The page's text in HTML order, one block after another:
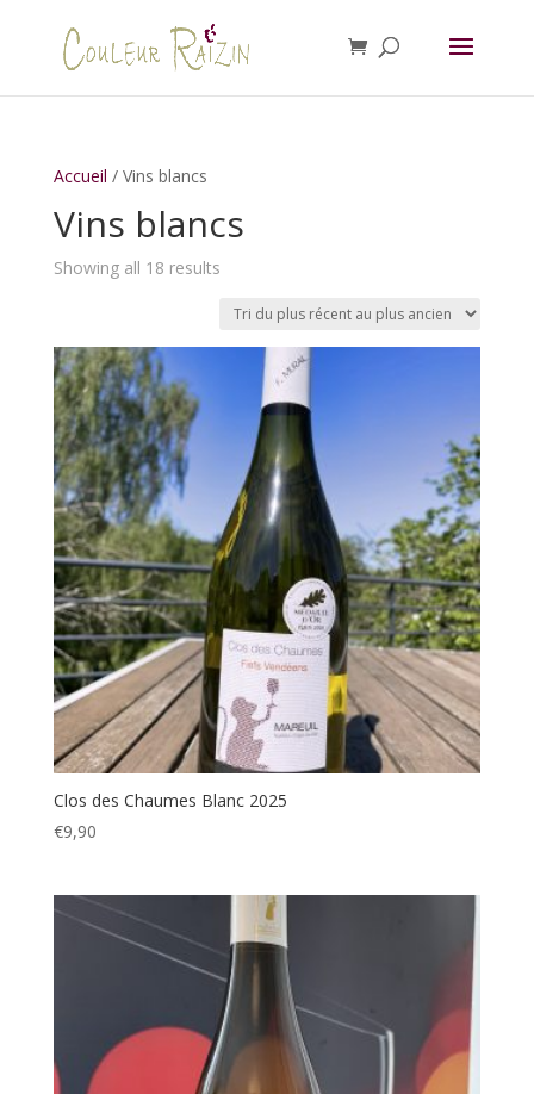
Accueil / Vins blancs
Vins blancs
Showing all 18 resultsSorted
latest
Clos des Chaumes Blanc 2025
€9,90